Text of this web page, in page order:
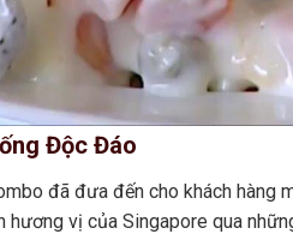
Độc Đáo
đã đưa đến cho khách hàng
vị của Singapore qua